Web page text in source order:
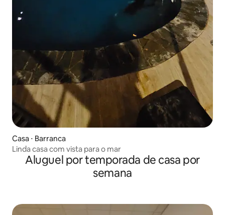
Casa ⋅ Barranca
Linda casa com vista para o mar
Aluguel por temporada de casa por
semana